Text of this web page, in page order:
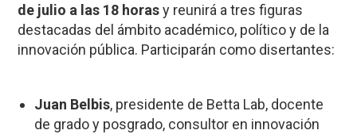
de julio a las 18 horasy reunirá a tres figuras
destacadas del ámbito académico, político y de la
innovación pública. Participarán como disertantes:
Juan Belbis, presidente de Betta Lab, docente
de grado y posgrado, consultor en innovación